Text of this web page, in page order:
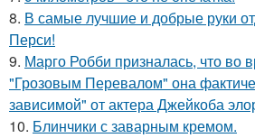
8. В самые лучшие и добрые руки
Перси!
9. Марго Робби призналась, что во
"Грозовым Перевалом" она
зависимой" от актера Джейкоба
10. Блинчики с заварным кремом.